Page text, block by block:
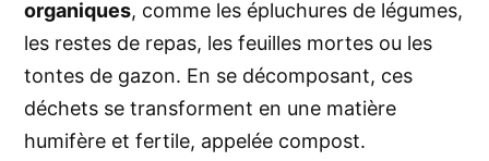
organiques, comme les épluchures de légumes,
les restes de repas, les feuilles mortes ou les
tontes de gazon. En se décomposant, ces
déchets se transforment en une matière
humifère et fertile, appelée compost.